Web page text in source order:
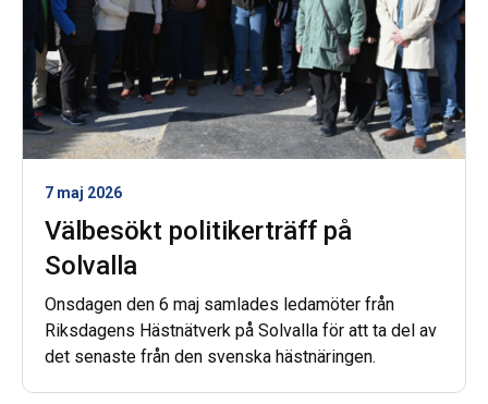
7 maj 2026
Välbesökt politikerträff på
Solvalla
Onsdagen den 6 maj samlades ledamöter från
Riksdagens Hästnätverk på Solvalla för att ta del av
det senaste från den svenska hästnäringen.